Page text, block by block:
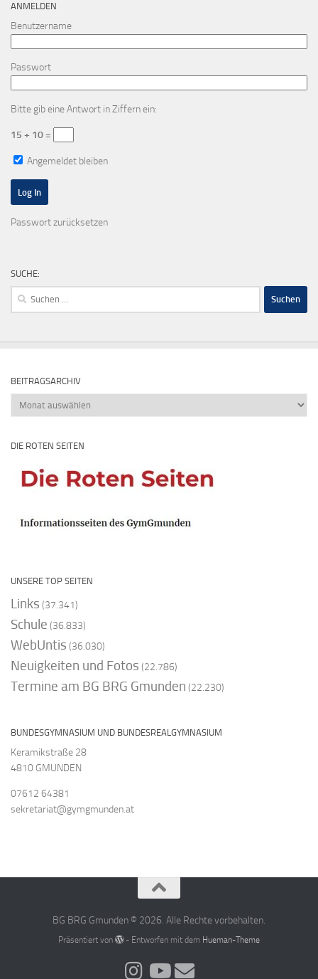
ANMELDEN
Benutzername
Passwort
Bitte gib eine Antwort in Ziffern ein:
15 + 10 =
Angemeldet bleiben
Passwort zurücksetzen
SUCHE:
Suchen
BEITRAGSARCHIV
Beitragsarchiv
DIE ROTEN SEITEN
UNSERE TOP SEITEN
Links (37.341)
Schule (36.833)
WebUntis (36.030)
Neuigkeiten und Fotos (22.786)
Termine am BG BRG Gmunden (22.230)
BUNDESGYMNASIUM UND BUNDESREALGYMNASIUM
Keramikstraße 28
4810 GMUNDEN
07612 64381
sekretariat@gymgmunden.at
BG BRG Gmunden © 2026. Alle Rechte vorbehalten.
Präsentiert von - Entworfen mit dem Hueman-Theme